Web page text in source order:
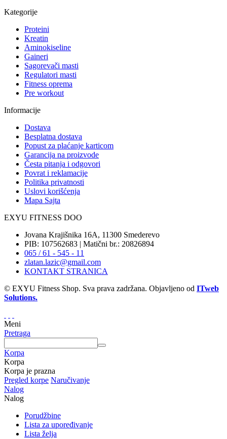
Kategorije
Proteini
Kreatin
Aminokiseline
Gaineri
Sagorevači masti
Regulatori masti
Fitness oprema
Pre workout
Informacije
Dostava
Besplatna dostava
Popust za plaćanje karticom
Garancija na proizvode
Česta pitanja i odgovori
Povrat i reklamacije
Politika privatnosti
Uslovi korišćenja
Mapa Sajta
EXYU FITNESS DOO
Jovana Krajišnika 16A, 11300 Smederevo
PIB: 107562683 | Matični br.: 20826894
065 / 61 - 545 - 11
zlatan.lazic@gmail.com
KONTAKT STRANICA
© EXYU Fitness Shop. Sva prava zadržana. Objavljeno od ITweb
Solutions.
Meni
Pretraga
Korpa
Korpa
Korpa je prazna
Pregled korpe Naručivanje
Nalog
Nalog
Porudžbine
Lista za upoređivanje
Lista želja